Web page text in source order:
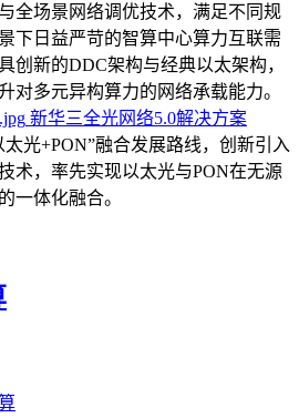
全场景网络调优技术，满足不同规
下日益严苛的智算中心算力互联需
创新的DDC架构与经典以太架构，
对多元异构算力的网络承载能力。
新华三全光网络5.0解决方案
太光+PON”融合发展路线，创新引入
术，率先实现以太光与PON在无源
一体化融合。